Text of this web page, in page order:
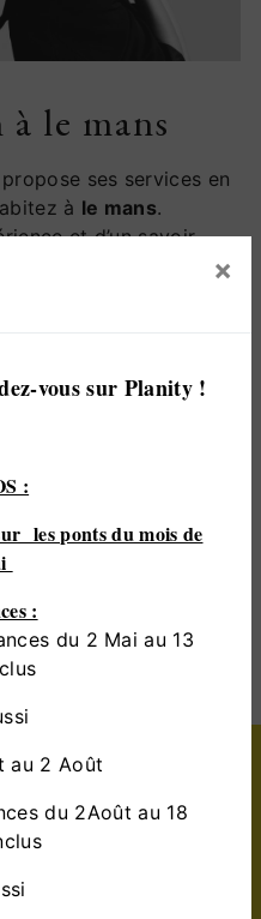
×
vous sur Planity !
:
les ponts du mois de
:
du 2 Mai au 13
au 2 Août
du 2Août au 18
le mans
ses services en
à le mans.
et d’un savoir-
tout en oeuvre pour
ainsi
pour vous
de réussir. Toute
travaille avec propreté
nous